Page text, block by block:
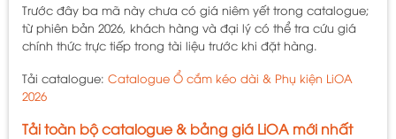
Trước đây ba mã này chưa có giá niêm yết trong catalogue;
từ phiên bản 2026, khách hàng và đại lý có thể tra cứu giá
chính thức trực tiếp trong tài liệu trước khi đặt hàng.
Tải catalogue: Catalogue Ổ cắm kéo dài & Phụ kiện LiOA
2026
Tải toàn bộ catalogue & bảng giá LiOA mới nhất